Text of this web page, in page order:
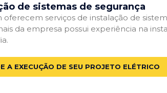
de sistemas de segurança
serviços de instalação de
da empresa possui experiência na
A EXECUÇÃO DE SEU PROJETO ELÉTRICO